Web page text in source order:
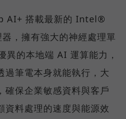
AI+ 搭載最新的 Intel®
，擁有強大的神經處理單
異的本地端 AI 運算能力，
過筆電本身就能執行，大
確保企業敏感資料與客戶
資料處理的速度與能源效